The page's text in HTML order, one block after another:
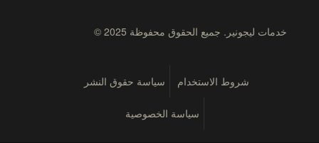
© 2025 خدمات ليجونير. جميع الحقوق محفوظة
شروط الاستخدام سياسة حقوق النشر
سياسة الخصوصية